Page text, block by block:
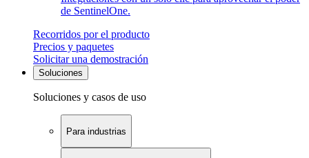
de SentinelOne.
Recorridos por el producto
Precios y paquetes
Solicitar una demostración
Soluciones
Soluciones y casos de uso
Para industrias